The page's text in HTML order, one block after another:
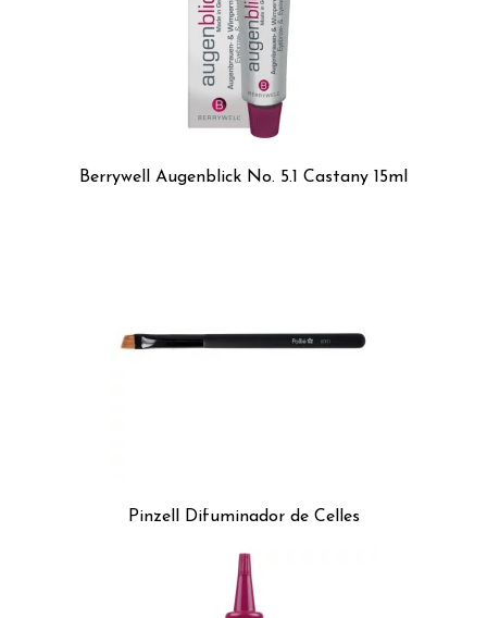
Berrywell Augenblick No. 5.1 Castany 15ml
Pinzell Difuminador de Celles